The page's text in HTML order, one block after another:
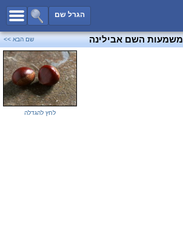
הגרל שם
כל השמות
שמות לבנים
שמות לבנות
שמות משותפים
שמות נפוצים
משמעות השם אבילינה שם הבא >>
לחץ להגדלה